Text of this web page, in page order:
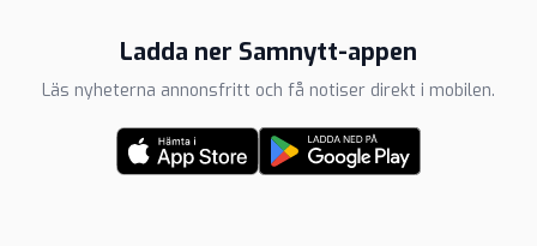
Ladda ner Samnytt-appen
Läs nyheterna annonsfritt och få notiser direkt i mobilen.